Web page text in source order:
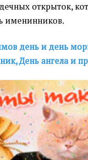
открыток,
именинников.
день и день
День ангела и